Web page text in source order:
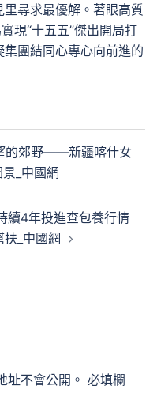
尋求最優解。著眼高質
現“十五五”傑出開局打
團結同心專心向前進的
的郊野——新疆喀什女
_中國網
續4年投進查包養行情
_中國網
址不會公開。 必填欄